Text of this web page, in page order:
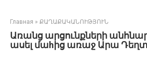
Главная » ՔԱՂԱՔԱԿԱՆՈՒԹՅՈՒՆ
Առանց արցունքների անհնար
ասել մաhից առաջ Արա